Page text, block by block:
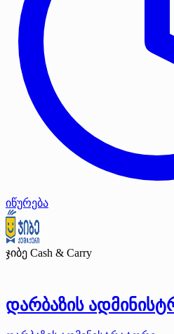
იწურება
ჯიბე Cash & Carry
დარბაზის